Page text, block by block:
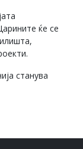
ќе се
станува